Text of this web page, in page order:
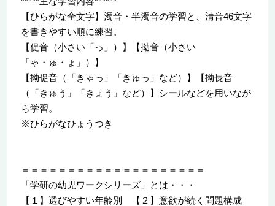
【ひらがな全文字】濁音・半濁音の学習と、清音46文字
を書きやすい順に練習。
【促音（小さい「っ」）】【拗音（小さい
「ゃ・ゅ・ょ」）】
【拗促音（「きゃっ」「きゅっ」など）】【拗長音
（「きゅう」「きょう」など）】シールなどを用いなが
ら学習。
※ひらがなひょうつき
＝＝＝＝＝＝＝＝＝＝＝＝＝＝＝＝＝＝＝＝
「学研の幼児ワークシリーズ」とは・・・
【１】選びやすい年齢別 【２】意欲が続く問題構成